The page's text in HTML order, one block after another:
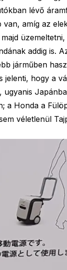
lévő
van, amíg az
addig is.
járműben
jelenti, hogy a
ugyanis
a Honda a
véletlenül